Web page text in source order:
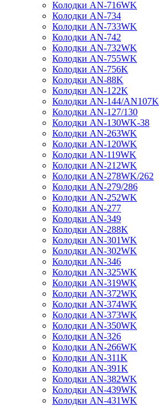
Колодки AN-716WK
Колодки AN-734
Колодки AN-733WK
Колодки AN-742
Колодки AN-732WK
Колодки AN-755WK
Колодки AN-756K
Колодки AN-88K
Колодки AN-122K
Колодки AN-144/AN107K
Колодки AN-127/130
Колодки AN-130WK-38
Колодки AN-263WK
Колодки AN-120WK
Колодки AN-119WK
Колодки AN-212WK
Колодки AN-278WK/262
Колодки AN-279/286
Колодки AN-252WK
Колодки AN-277
Колодки AN-349
Колодки AN-288K
Колодки AN-301WK
Колодки AN-302WK
Колодки AN-346
Колодки AN-325WK
Колодки AN-319WK
Колодки AN-372WK
Колодки AN-374WK
Колодки AN-373WK
Колодки AN-350WK
Колодки AN-326
Колодки AN-266WK
Колодки AN-311K
Колодки AN-391K
Колодки AN-382WK
Колодки AN-439WK
Колодки AN-431WK